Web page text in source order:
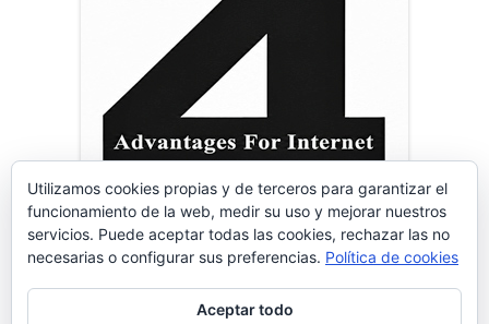
Utilizamos cookies propias y de terceros para garantizar el
funcionamiento de la web, medir su uso y mejorar nuestros
servicios. Puede aceptar todas las cookies, rechazar las no
necesarias o configurar sus preferencias. Política de cookies
Aceptar todo